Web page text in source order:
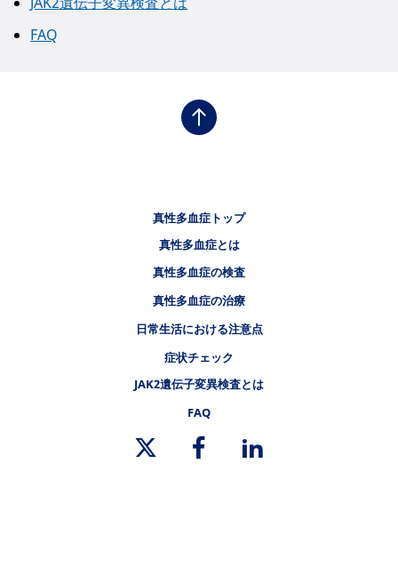
FAQ
真性多血症トップ
真性多血症とは
真性多血症の検査
真性多血症の治療
日常生活における注意点
症状チェック
JAK2遺伝子変異検査とは
FAQ